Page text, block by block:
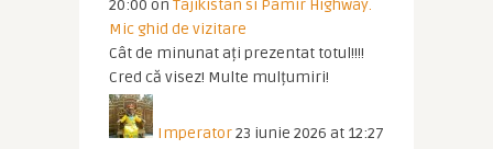
20:00 on Tajikistan si Pamir Highway.
Mic ghid de vizitare
Cât de minunat ați prezentat totul!!!!
Cred că visez! Multe mulțumiri!
Imperator23 iunie 2026 at 12:27